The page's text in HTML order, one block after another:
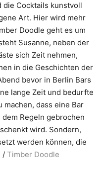
die Cocktails kunstvoll
Art. Hier wird mehr
Doodle geht es um
Susanne, neben der
sich Zeit nehmen,
in die Geschichten der
bevor in Berlin Bars
lange Zeit und bedurfte
dass eine Bar
Regeln gebrochen
wird. Sondern,
werden können, die
/ Timber Doodle